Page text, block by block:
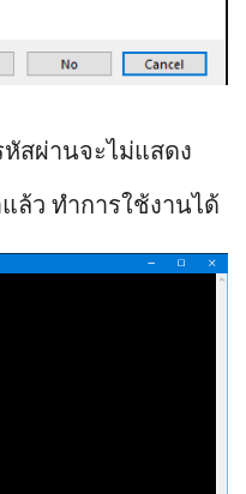
หัสผ่านจะไม่แสดง
ล้ว ทำการใช้งานได้